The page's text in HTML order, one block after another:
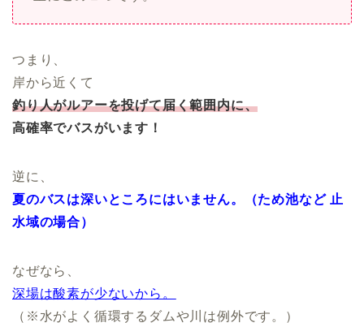
つまり、
岸から近くて
釣り人がルアーを投げて届く範囲内に、
高確率でバスがいます！
逆に、
夏のバスは深いところにはいません。（ため池など 止
水域の場合）
なぜなら、
深場は酸素が少ないから。
（※水がよく循環するダムや川は例外です。）